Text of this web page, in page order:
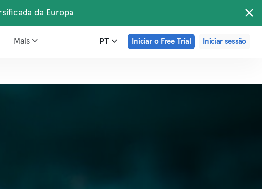
da Europa
Mais PT Iniciar o Free Trial Iniciar sessão